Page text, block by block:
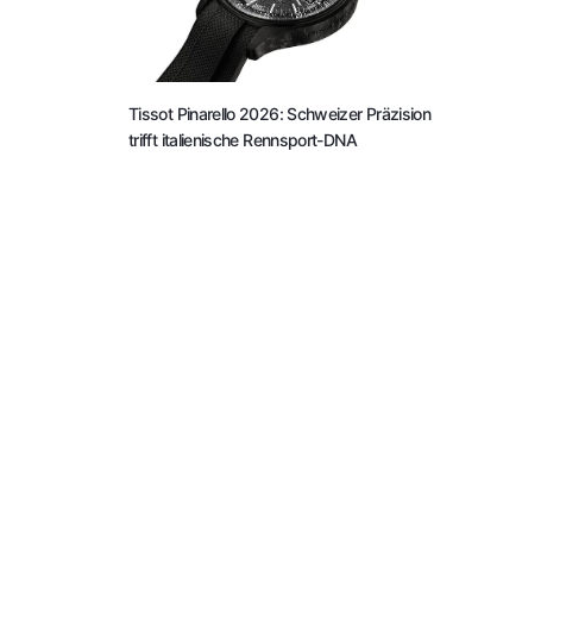
Tissot Pinarello 2026: Schweizer Präzision
trifft italienische Rennsport-DNA